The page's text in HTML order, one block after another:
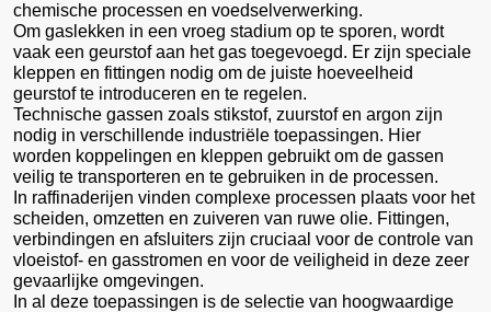
chemische processen en voedselverwerking.
Om gaslekken in een vroeg stadium op te sporen, wordt
vaak een geurstof aan het gas toegevoegd. Er zijn speciale
kleppen en fittingen nodig om de juiste hoeveelheid
geurstof te introduceren en te regelen.
Technische gassen zoals stikstof, zuurstof en argon zijn
nodig in verschillende industriële toepassingen. Hier
worden koppelingen en kleppen gebruikt om de gassen
veilig te transporteren en te gebruiken in de processen.
In raffinaderijen vinden complexe processen plaats voor het
scheiden, omzetten en zuiveren van ruwe olie. Fittingen,
verbindingen en afsluiters zijn cruciaal voor de controle van
vloeistof- en gasstromen en voor de veiligheid in deze zeer
gevaarlijke omgevingen.
In al deze toepassingen is de selectie van hoogwaardige